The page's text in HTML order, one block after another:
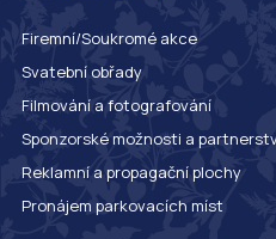
Firemní/Soukromé akce
Svatební obřady
Filmování a fotografování
Sponzorské možnosti a
Reklamní a propagační plochy
Pronájem parkovacích míst